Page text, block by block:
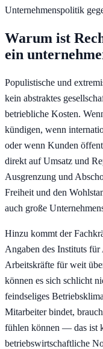
Unternehmenspolitik
Warum ist
ein
Populistische und
kein abstraktes
betriebliche Kosten.
kündigen, wenn
oder wenn Kunden
direkt auf Umsatz und
Ausgrenzung und
Freiheit und den
auch große
Hinzu kommt der
Angaben des Instituts
Arbeitskräfte für weit
können es sich schlicht
feindseliges
Mitarbeiter bindet,
fühlen können — das ist
betriebswirtschaftliche